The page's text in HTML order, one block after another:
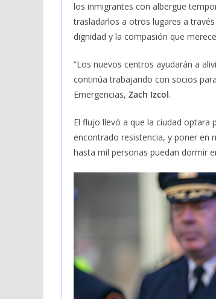
los inmigrantes con albergue
trasladarlos a otros lugares a
dignidad y la compasión que
“Los nuevos centros ayudarán a
continúa trabajando con socios
Emergencias, Zach Izcol.
El flujo llevó a que la ciudad optara
encontrado resistencia, y poner en
hasta mil personas puedan dormir